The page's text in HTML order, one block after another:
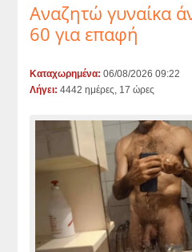
Αναζητώ γυναίκα
60 για επαφή
Καταχωρημένα: 06/08/2026 09:22
Λήγει: 4442 ημέρες, 17 ώρες